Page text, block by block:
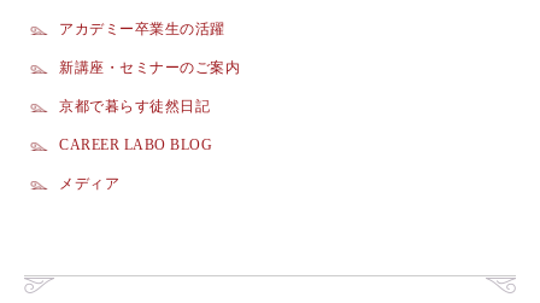
アカデミー卒業生の活躍
新講座・セミナーのご案内
京都で暮らす徒然日記
CAREER LABO BLOG
メディア